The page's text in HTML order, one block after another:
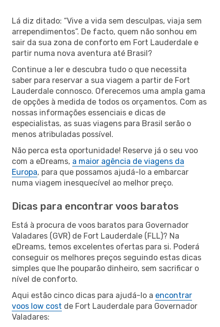
Lá diz ditado: “Vive a vida sem desculpas, viaja sem
arrependimentos”. De facto, quem não sonhou em
sair da sua zona de conforto em Fort Lauderdale e
partir numa nova aventura até Brasil?
Continue a ler e descubra tudo o que necessita
saber para reservar a sua viagem a partir de Fort
Lauderdale connosco. Oferecemos uma ampla gama
de opções à medida de todos os orçamentos. Com as
nossas informações essenciais e dicas de
especialistas, as suas viagens para Brasil serão o
menos atribuladas possível.
Não perca esta oportunidade! Reserve já o seu voo
com a eDreams, a maior agência de viagens da
Europa, para que possamos ajudá-lo a embarcar
numa viagem inesquecível ao melhor preço.
Dicas para encontrar voos baratos
Está à procura de voos baratos para Governador
Valadares (GVR) de Fort Lauderdale (FLL)? Na
eDreams, temos excelentes ofertas para si. Poderá
conseguir os melhores preços seguindo estas dicas
simples que lhe pouparão dinheiro, sem sacrificar o
nível de conforto.
Aqui estão cinco dicas para ajudá-lo a encontrar
voos low cost de Fort Lauderdale para Governador
Valadares: